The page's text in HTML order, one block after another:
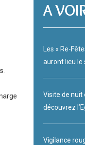
A
Les « Re-
auront lieu le
Visite de nuit
découvrez
Vigilance